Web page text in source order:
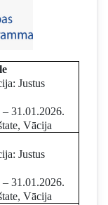
Justus
31.01.2026.
Vācija
Justus
31.01.2026.
Vācija